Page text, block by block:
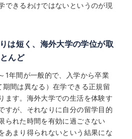
できるわけではないというのが現
は短く、海外大学の学位が取
んど
1年間が一般的で、入学から卒業
期間は異なる）在学できる正規留
ます。海外大学での生活を体験す
すが、それなりに自分の留学目的
られた時間を有効に過ごさない
あまり得られないという結果にな